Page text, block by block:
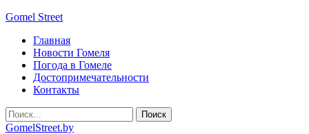
Gomel Street
Главная
Новости Гомеля
Погода в Гомеле
Достопримечательности
Контакты
GomelStreet.by